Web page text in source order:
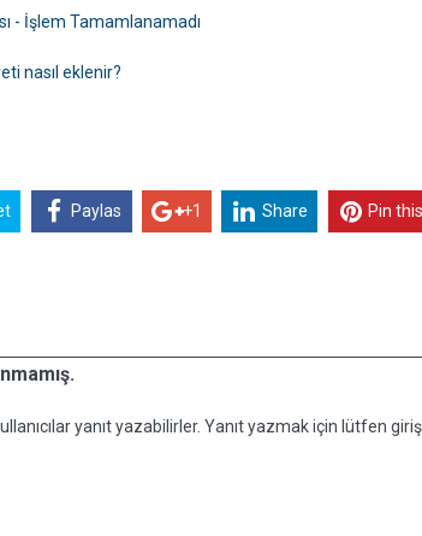
- İşlem Tamamlanamadı
nasıl eklenir?
Paylas +1 Share Pin this
yanıt yazabilirler. Yanıt yazmak için lütfen giriş